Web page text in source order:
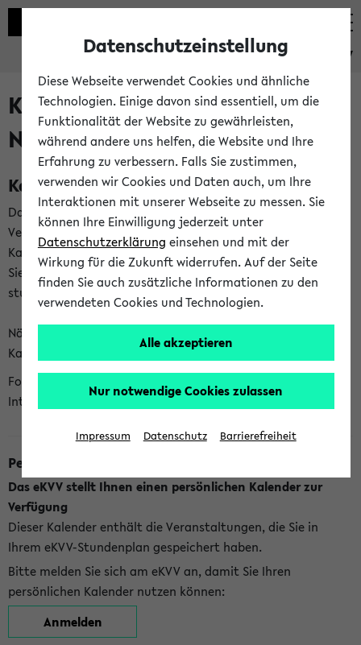
eKVV
Kalenderintegration und
Newsfeeds
Kalenderintegration
Das eKVV bietet Ihnen die Möglichkeit,
Veranstaltungstermine in eine Vielzahl von
Kalenderanwendungen einzubinden. Auf diese Weise können
Sie einen gemeinsamen Überblick über Ihre privaten und
studienbezogenen Termine erhalten.
Näheres zu Vorteilen und Funktionsweise der
Kalenderintegration können Sie auf unserer
Folgende Kalender bietet Ihnen das eKVV derzeit zur
Integration an:
Persönlicher Kalender
Das eKVV stellt Ihnen einen persönlichen Kalender zur
Verfügung
Dieser Kalender enthält die Veranstaltungen, die Sie in
Ihrem eKVV-Stundenplan gespeichert haben.
Bitte melden Sie sich am eKVV an, damit Sie Ihren
persönlichen Kalender nutzen können:
Anmelden
Datenschutzeinstellung
Diese Webseite verwendet Cookies und ähnliche
Technologien. Einige davon sind essentiell, um die
Funktionalität der Website zu gewährleisten,
während andere uns helfen, die Website und Ihre
Erfahrung zu verbessern. Falls Sie zustimmen,
verwenden wir Cookies und Daten auch, um Ihre
Interaktionen mit unserer Webseite zu messen. Sie
können Ihre Einwilligung jederzeit unter
Datenschutzerklärung einsehen und mit der
Wirkung für die Zukunft widerrufen. Auf der Seite
finden Sie auch zusätzliche Informationen zu den
verwendeten Cookies und Technologien.
Alle akzeptieren
Nur notwendige Cookies zulassen
Impressum Datenschutz Barrierefreiheit